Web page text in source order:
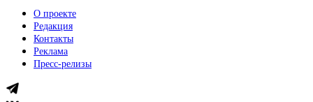
О проекте
Редакция
Контакты
Реклама
Пресс-релизы